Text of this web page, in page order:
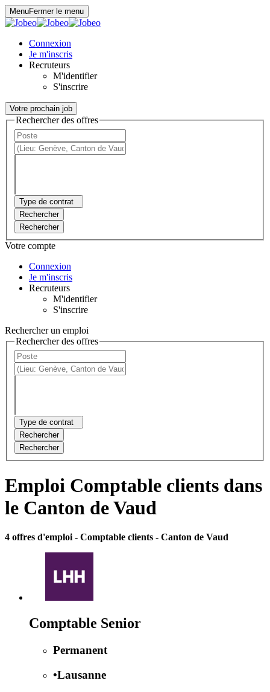
MenuFermer le menu
Connexion
Je m'inscris
Recruteurs
M'identifier
S'inscrire
Votre prochain job
Rechercher des offres
Type de contrat
Rechercher
Rechercher
Votre compte
Connexion
Je m'inscris
Recruteurs
M'identifier
S'inscrire
Rechercher un emploi
Rechercher des offres
Type de contrat
Rechercher
Rechercher
Emploi Comptable clients dans
le Canton de Vaud
4 offres d'emploi - Comptable clients - Canton de Vaud
Comptable Senior
Permanent
•Lausanne
Panneau de gestion des cookies